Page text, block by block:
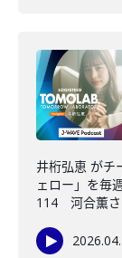
井桁弘恵 がチ
ェロー」を毎
114 河合薫さ